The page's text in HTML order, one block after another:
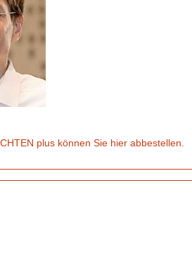
plus können Sie hier abbestellen.